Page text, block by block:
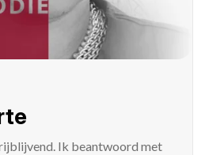
Ik beantwoord met